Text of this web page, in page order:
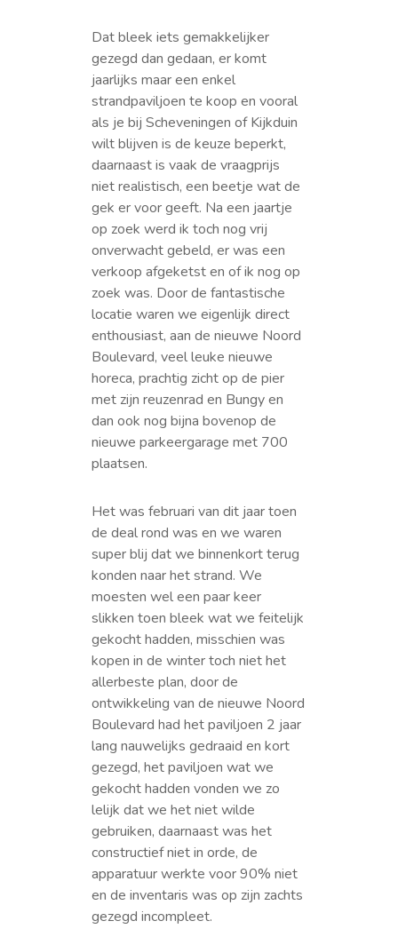
Dat bleek iets gemakkelijker
gezegd dan gedaan, er komt
jaarlijks maar een enkel
strandpaviljoen te koop en vooral
als je bij Scheveningen of Kijkduin
wilt blijven is de keuze beperkt,
daarnaast is vaak de vraagprijs
niet realistisch, een beetje wat de
gek er voor geeft. Na een jaartje
op zoek werd ik toch nog vrij
onverwacht gebeld, er was een
verkoop afgeketst en of ik nog op
zoek was. Door de fantastische
locatie waren we eigenlijk direct
enthousiast, aan de nieuwe Noord
Boulevard, veel leuke nieuwe
horeca, prachtig zicht op de pier
met zijn reuzenrad en Bungy en
dan ook nog bijna bovenop de
nieuwe parkeergarage met 700
plaatsen.
Het was februari van dit jaar toen
de deal rond was en we waren
super blij dat we binnenkort terug
konden naar het strand. We
moesten wel een paar keer
slikken toen bleek wat we feitelijk
gekocht hadden, misschien was
kopen in de winter toch niet het
allerbeste plan, door de
ontwikkeling van de nieuwe Noord
Boulevard had het paviljoen 2 jaar
lang nauwelijks gedraaid en kort
gezegd, het paviljoen wat we
gekocht hadden vonden we zo
lelijk dat we het niet wilde
gebruiken, daarnaast was het
constructief niet in orde, de
apparatuur werkte voor 90% niet
en de inventaris was op zijn zachts
gezegd incompleet.